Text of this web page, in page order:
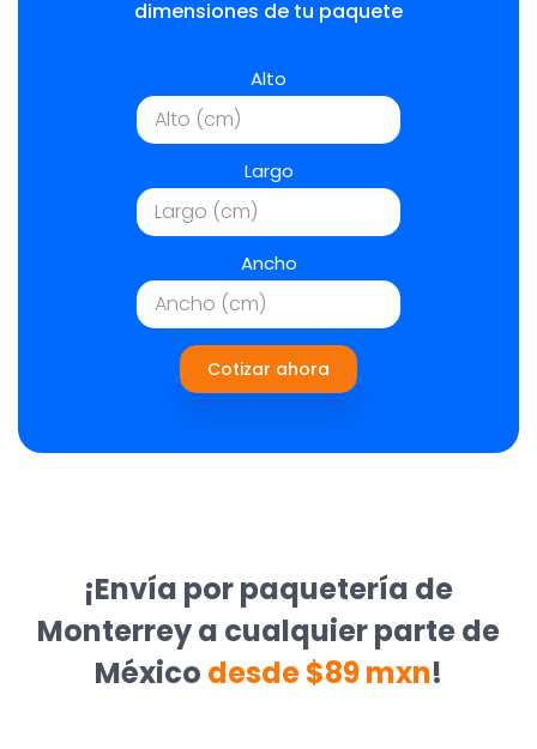
dimensiones de tu paquete
Alto
Largo
Ancho
Cotizar ahora
¡Envía por paquetería de
Monterrey a cualquier parte de
México desde $89 mxn!